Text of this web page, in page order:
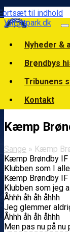
til indhold
Vilfortpark.dk
Nyheder &
Brøndbys
Tribunens
Kontakt
Kæmp
Sange » Kæmp
Kæmp Brøndby IF
Klubben som I
Kæmp Brøndby IF
Klubben som jeg
Åhhh åh åh åhhh
Jeg glemmer
Åhhh åh åh åhhh
Men pas nu på